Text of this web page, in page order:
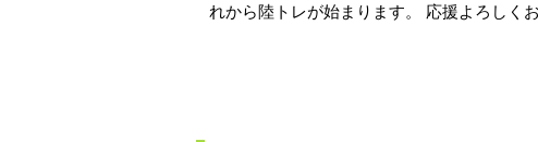
れから陸トレが始まります。 応援よろしく